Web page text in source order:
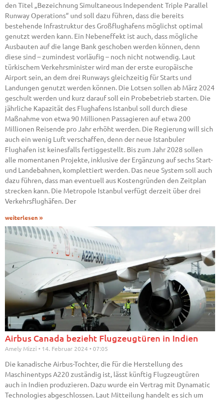
den Titel „Bezeichnung Simultaneous Independent Triple Parallel
Runway Operations“ und soll dazu führen, dass die bereits
bestehende Infrastruktur des Großflughafens möglichst optimal
genutzt werden kann. Ein Nebeneffekt ist auch, dass mögliche
Ausbauten auf die lange Bank geschoben werden können, denn
diese sind – zumindest vorläufig – noch nicht notwendig. Laut
türkischem Verkehrsminister wird man der erste europäische
Airport sein, an dem drei Runways gleichzeitig für Starts und
Landungen genutzt werden können. Die Lotsen sollen ab März 2024
geschult werden und kurz darauf soll ein Probebetrieb starten. Die
jährliche Kapazität des Flughafens Istanbul soll durch diese
Maßnahme von etwa 90 Millionen Passagieren auf etwa 200
Millionen Reisende pro Jahr erhöht werden. Die Regierung will sich
auch ein wenig Luft verschaffen, denn der neue Istanbuler
Flughafen ist keinesfalls fertiggestellt. Bis zum Jahr 2028 sollen
alle momentanen Projekte, inklusive der Ergänzung auf sechs Start-
und Landebahnen, komplettiert werden. Das neue System soll auch
dazu führen, dass man eventuell aus Kostengründen den Zeitplan
strecken kann. Die Metropole Istanbul verfügt derzeit über drei
Verkehrsflughäfen. Der
weiterlesen »
Airbus Canada bezieht Flugzeugtüren in Indien
Amely Mizzi 14. Februar 2024 07:05
Die kanadische Airbus-Tochter, die für die Herstellung des
Maschinentyps A220 zuständig ist, lässt künftig Flugzeugtüren
auch in Indien produzieren. Dazu wurde ein Vertrag mit Dynamatic
Technologies abgeschlossen. Laut Mitteilung handelt es sich um